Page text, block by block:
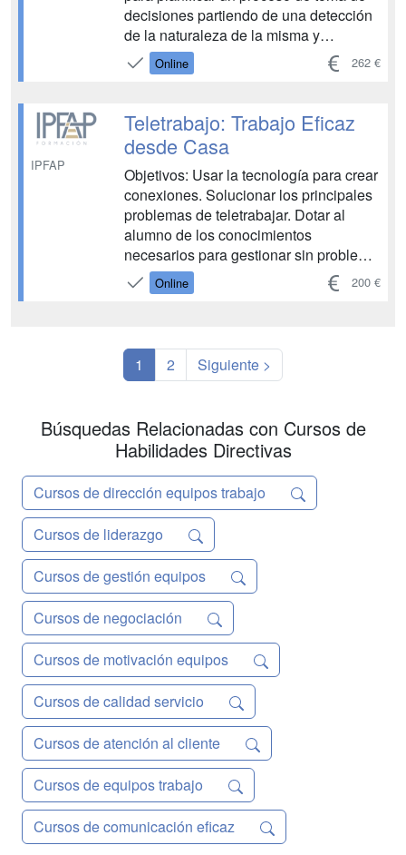
decisiones partiendo de una detección
de la naturaleza de la misma y
utilizando técnicas variadas de trabajo
en grupo. - Conocer la naturaleza de la
características y tipologías. - Conocer
las 6 fases de la toma de decisio...
Online 262 €
IPFAP
Teletrabajo: Trabajo Eficaz
desde Casa
Objetivos: Usar la tecnología para crear
conexiones. Solucionar los principales
problemas de teletrabajar. Dotar al
alumno de los conocimientos
necesarios para gestionar sin problema
los documentos propios de su puesto
de trabajo y la gestión eficaz del tiempo
convertirse en un trabajador efi...
Online 200 €
1 2 Siguiente >
Búsquedas Relacionadas con Cursos de
Habilidades Directivas
Cursos de dirección equipos trabajo
Cursos de liderazgo
Cursos de gestión equipos
Cursos de negociación
Cursos de motivación equipos
Cursos de calidad servicio
Cursos de atención al cliente
Cursos de equipos trabajo
Cursos de comunicación eficaz